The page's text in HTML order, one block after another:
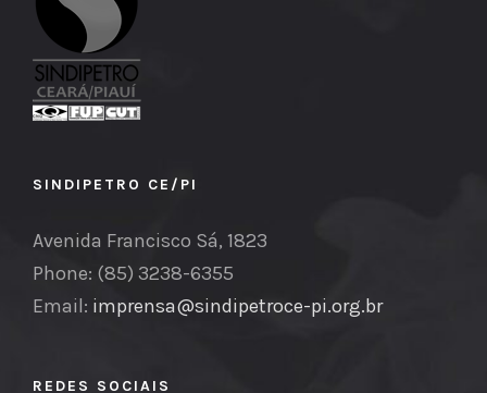
SINDIPETRO CE/PI
Avenida Francisco Sá, 1823
Phone: (85) 3238-6355
Email: imprensa@sindipetroce-pi.org.br
REDES SOCIAIS